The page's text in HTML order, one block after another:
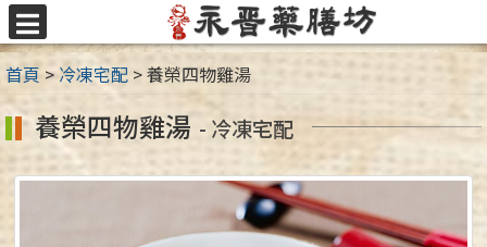
跳
至
主
要
內
容
區
首頁 >冷凍宅配 >養榮四物雞湯
養榮四物雞湯 - 冷凍宅配
選
單